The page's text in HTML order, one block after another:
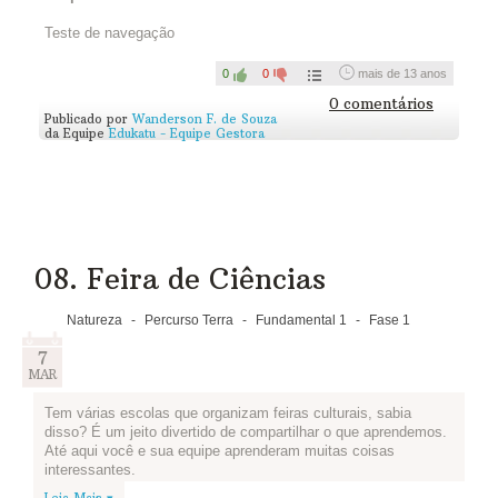
observações logo abaixo. Vamos ver como estão os bairros
Teste de navegação
0 0 mais de 13 anos
0 comentários
Publicado por Wanderson F. de Souza
da Equipe Edukatu - Equipe Gestora
08. Feira de Ciências
Natureza - Percurso Terra - Fundamental 1 - Fase 1
7
MAR
Tem várias escolas que organizam feiras culturais, sabia
disso? É um jeito divertido de compartilhar o que aprendemos.
Até aqui você e sua equipe aprenderam muitas coisas
interessantes.